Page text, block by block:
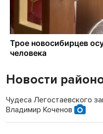
Новости
Чудеса Легостаевского
Владимир Коченов